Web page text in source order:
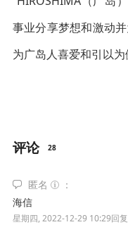
事业分享梦想和激动
为广岛人喜爱和引以为
评论 28
匿名
海信
星期四, 2022-12-29 10:29回复